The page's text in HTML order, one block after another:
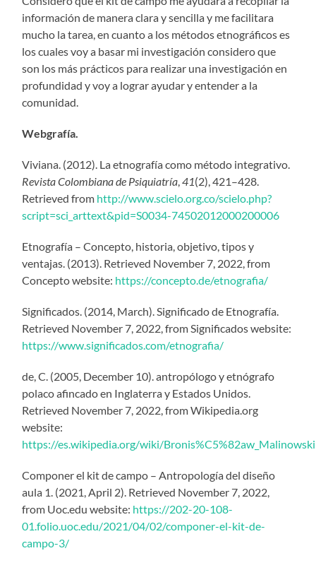
información de manera clara y sencilla y me facilitara
mucho la tarea, en cuanto a los métodos etnográficos es
los cuales voy a basar mi investigación considero que
son los más prácticos para realizar una investigación en
profundidad y voy a lograr ayudar y entender a la
comunidad.
Webgrafía.
Viviana. (2012). La etnografía como método integrativo.
Revista Colombiana de Psiquiatría,41(2), 421–428.
Retrieved from http://www.scielo.org.co/scielo.php?
script=sci_arttext&pid=S0034-74502012000200006
‌Etnografía – Concepto, historia, objetivo, tipos y
ventajas. (2013). Retrieved November 7, 2022, from
Concepto website: https://concepto.de/etnografia/
‌Significados. (2014, March). Significado de Etnografía.
Retrieved November 7, 2022, from Significados website:
https://www.significados.com/etnografia/
‌de, C. (2005, December 10). antropólogo y etnógrafo
polaco afincado en Inglaterra y Estados Unidos.
Retrieved November 7, 2022, from Wikipedia.org
website:
https://es.wikipedia.org/wiki/Bronis%C5%82aw_Malinowski
‌Componer el kit de campo – Antropología del diseño
aula 1. (2021, April 2). Retrieved November 7, 2022,
from Uoc.edu website: https://202-20-108-
01.folio.uoc.edu/2021/04/02/componer-el-kit-de-
campo-3/